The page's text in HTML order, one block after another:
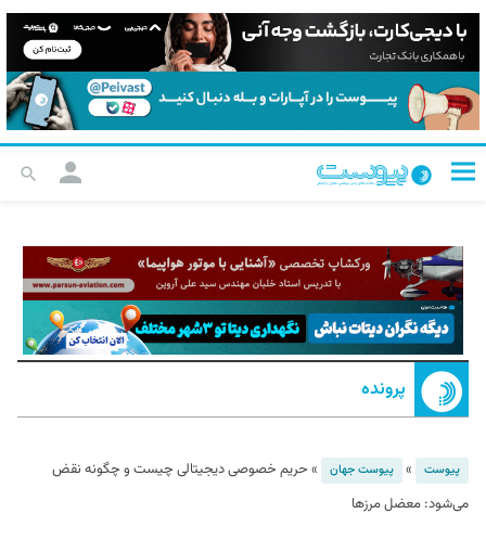
پرونده
پیوست » پیوست جهان » حریم خصوصی دیجیتالی چیست و چگونه نقض
می‌شود: معضل مرزها